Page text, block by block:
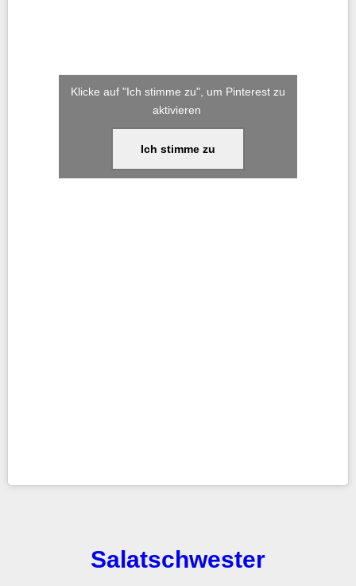
Klicke auf "Ich stimme zu", um Pinterest zu
aktivieren
Ich stimme zu
Salatschwester